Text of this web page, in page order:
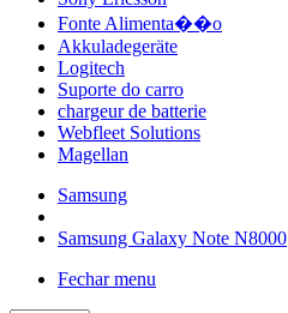
Fonte Alimenta��o
Akkuladegeräte
Logitech
Suporte do carro
chargeur de batterie
Webfleet Solutions
Magellan
Samsung
Samsung Galaxy Note N8000
Fechar menu